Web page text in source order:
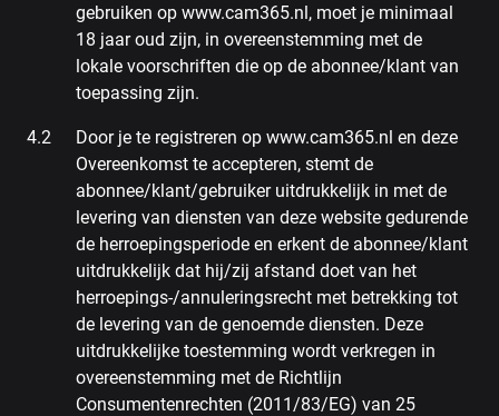
gebruiken op www.cam365.nl, moet je minimaal
18 jaar oud zijn, in overeenstemming met de
lokale voorschriften die op de abonnee/klant van
toepassing zijn.
Door je te registreren op www.cam365.nl en deze
Overeenkomst te accepteren, stemt de
abonnee/klant/gebruiker uitdrukkelijk in met de
levering van diensten van deze website gedurende
de herroepingsperiode en erkent de abonnee/klant
uitdrukkelijk dat hij/zij afstand doet van het
herroepings-/annuleringsrecht met betrekking tot
de levering van de genoemde diensten. Deze
uitdrukkelijke toestemming wordt verkregen in
overeenstemming met de Richtlijn
Consumentenrechten (2011/83/EG) van 25